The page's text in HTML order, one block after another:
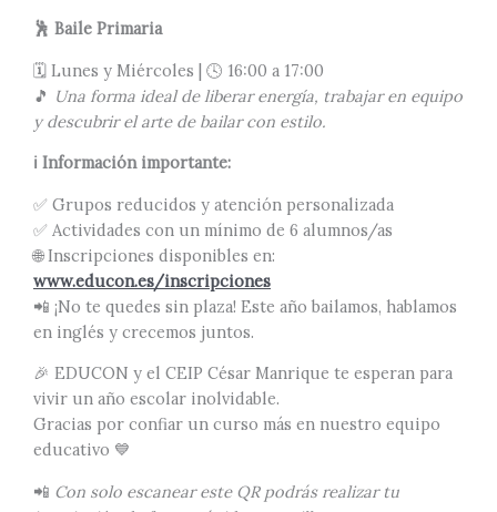
🕺 Baile Primaria
🗓️ Lunes y Miércoles | 🕓 16:00 a 17:00
🎵 Una forma ideal de liberar energía, trabajar en equipo
y descubrir el arte de bailar con estilo.
ℹ️ Información importante:
✅ Grupos reducidos y atención personalizada
✅ Actividades con un mínimo de 6 alumnos/as
🌐 Inscripciones disponibles en:
www.educon.es/inscripciones
📲 ¡No te quedes sin plaza! Este año bailamos, hablamos
en inglés y crecemos juntos.
🎉 EDUCON y el CEIP César Manrique te esperan para
vivir un año escolar inolvidable.
Gracias por confiar un curso más en nuestro equipo
educativo 💙
📲 Con solo escanear este QR podrás realizar tu